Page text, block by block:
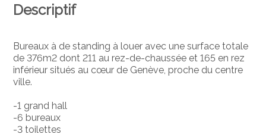
Descriptif
Bureaux à de standing à louer avec une surface totale
de 376m2 dont 211 au rez-de-chaussée et 165 en rez
inférieur situés au cœur de Genève, proche du centre
ville.
-1 grand hall
-6 bureaux
-3 toilettes